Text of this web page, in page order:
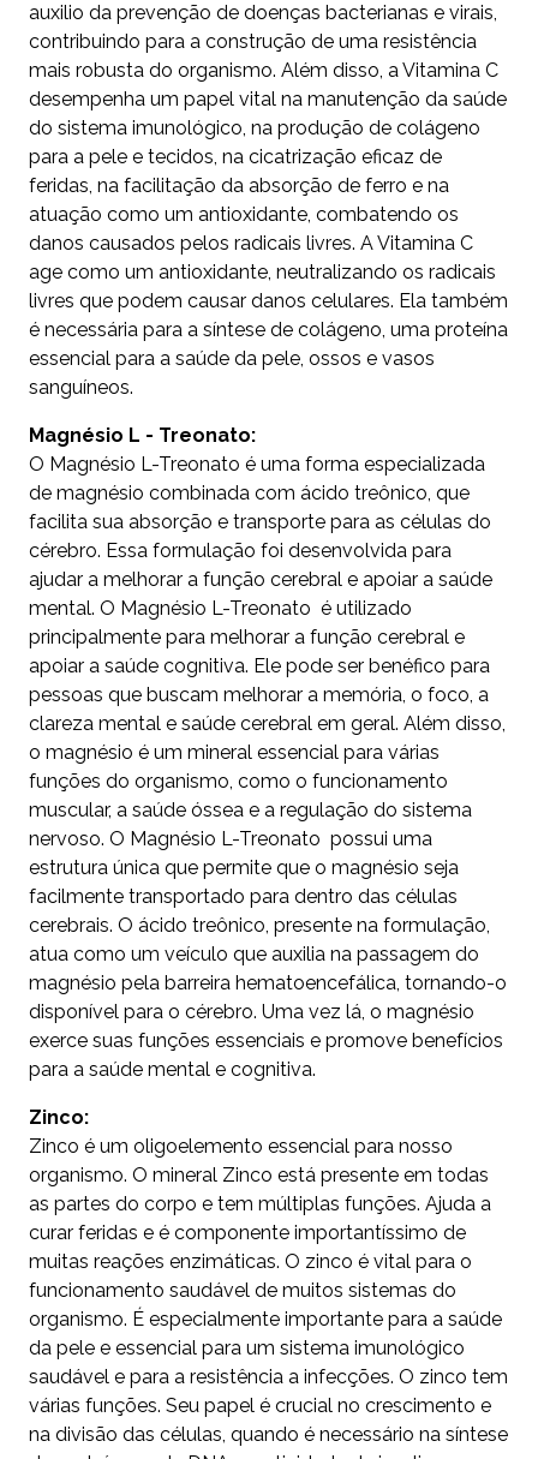
auxilio da prevenção de doenças bacterianas e virais,
contribuindo para a construção de uma resistência
mais robusta do organismo. Além disso, a Vitamina C
desempenha um papel vital na manutenção da saúde
do sistema imunológico, na produção de colágeno
para a pele e tecidos, na cicatrização eficaz de
feridas, na facilitação da absorção de ferro e na
atuação como um antioxidante, combatendo os
danos causados pelos radicais livres. A Vitamina C
age como um antioxidante, neutralizando os radicais
livres que podem causar danos celulares. Ela também
é necessária para a síntese de colágeno, uma proteína
essencial para a saúde da pele, ossos e vasos
sanguíneos.
Magnésio L - Treonato:
O Magnésio L-Treonato é uma forma especializada
de magnésio combinada com ácido treônico, que
facilita sua absorção e transporte para as células do
cérebro. Essa formulação foi desenvolvida para
ajudar a melhorar a função cerebral e apoiar a saúde
mental. O Magnésio L-Treonato é utilizado
principalmente para melhorar a função cerebral e
apoiar a saúde cognitiva. Ele pode ser benéfico para
pessoas que buscam melhorar a memória, o foco, a
clareza mental e saúde cerebral em geral. Além disso,
o magnésio é um mineral essencial para várias
funções do organismo, como o funcionamento
muscular, a saúde óssea e a regulação do sistema
nervoso. O Magnésio L-Treonato possui uma
estrutura única que permite que o magnésio seja
facilmente transportado para dentro das células
cerebrais. O ácido treônico, presente na formulação,
atua como um veículo que auxilia na passagem do
magnésio pela barreira hematoencefálica, tornando-o
disponível para o cérebro. Uma vez lá, o magnésio
exerce suas funções essenciais e promove benefícios
para a saúde mental e cognitiva.
Zinco:
Zinco é um oligoelemento essencial para nosso
organismo. O mineral Zinco está presente em todas
as partes do corpo e tem múltiplas funções. Ajuda a
curar feridas e é componente importantíssimo de
muitas reações enzimáticas. O zinco é vital para o
funcionamento saudável de muitos sistemas do
organismo. É especialmente importante para a saúde
da pele e essencial para um sistema imunológico
saudável e para a resistência a infecções. O zinco tem
várias funções. Seu papel é crucial no crescimento e
na divisão das células, quando é necessário na síntese